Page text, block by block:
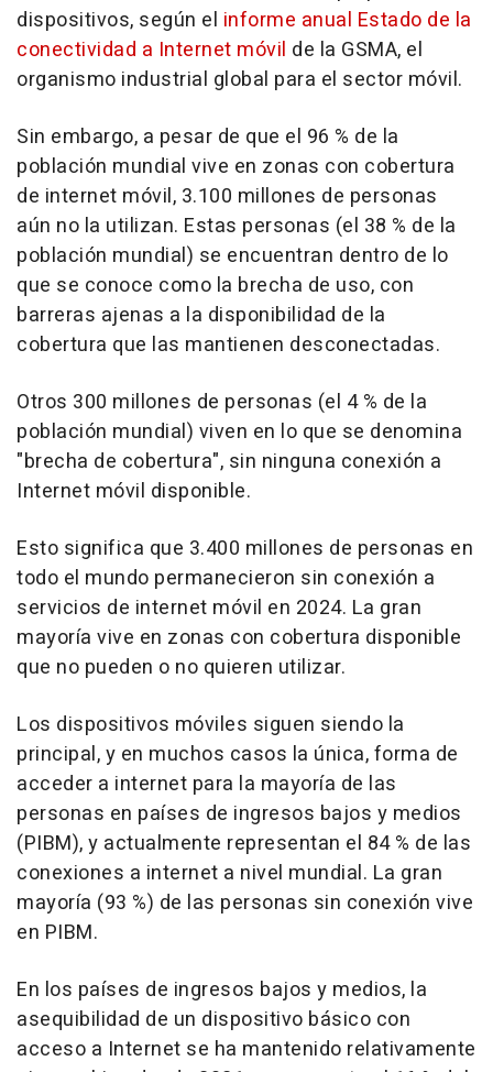
dispositivos, según el informe anual Estado de la
conectividad a Internet móvil de la GSMA, el
organismo industrial global para el sector móvil.
Sin embargo, a pesar de que el 96 % de la
población mundial vive en zonas con cobertura
de internet móvil, 3.100 millones de personas
aún no la utilizan. Estas personas (el 38 % de la
población mundial) se encuentran dentro de lo
que se conoce como la brecha de uso, con
barreras ajenas a la disponibilidad de la
cobertura que las mantienen desconectadas.
Otros 300 millones de personas (el 4 % de la
población mundial) viven en lo que se denomina
"brecha de cobertura", sin ninguna conexión a
Internet móvil disponible.
Esto significa que 3.400 millones de personas en
todo el mundo permanecieron sin conexión a
servicios de internet móvil en 2024. La gran
mayoría vive en zonas con cobertura disponible
que no pueden o no quieren utilizar.
Los dispositivos móviles siguen siendo la
principal, y en muchos casos la única, forma de
acceder a internet para la mayoría de las
personas en países de ingresos bajos y medios
(PIBM), y actualmente representan el 84 % de las
conexiones a internet a nivel mundial. La gran
mayoría (93 %) de las personas sin conexión vive
en PIBM.
En los países de ingresos bajos y medios, la
asequibilidad de un dispositivo básico con
acceso a Internet se ha mantenido relativamente